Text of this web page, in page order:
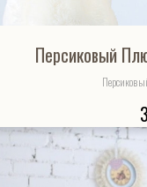
Персиковый